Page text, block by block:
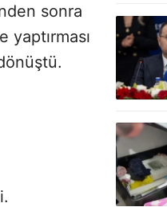
sonra
yaptırması